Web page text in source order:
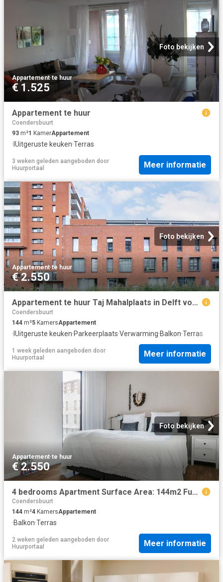
Foto bekijken
Appartement·te huur
€ 1.525
Appartement te huur
Coendersbuurt
93 m²1 KamerAppartement
· IUitgeruste keuken·Terras
3 weken geleden aangeboden door
Huurportaal
Meer informatie
Foto bekijken
Appartement·te huur
€ 2.550
Appartement te huur Taj Mahalplaats in Delft voor € 2.550
Coendersbuurt
144 m²5 KamersAppartement
· IUitgeruste keuken·Parkeerplaats·Verwarming·Balkon·Terras
1 week geleden aangeboden door
Huurportaal
Meer informatie
Foto bekijken
Appartement·te huur
€ 2.550
4 bedrooms Apartment Surface Area: 144m2 Furnished
Coendersbuurt
144 m²4 KamersAppartement
·Balkon·Terras
2 weken geleden aangeboden door
Huurportaal
Meer informatie